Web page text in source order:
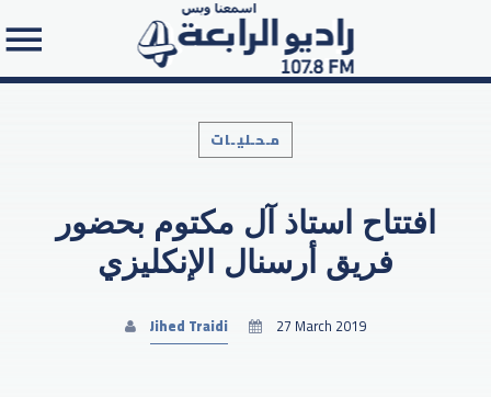
Search in the website:
مـحـليـات
افتتاح استاذ آل مكتوم بحضور
فريق أرسنال الإنكليزي
Jihed Traidi 27 March 2019